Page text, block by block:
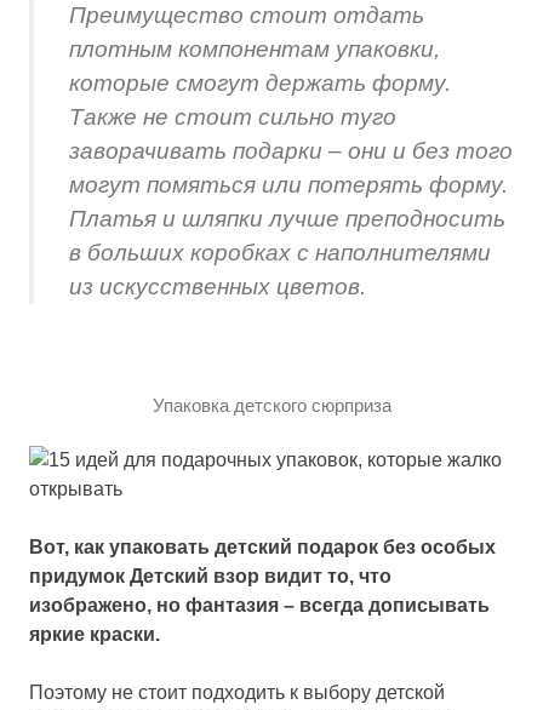
Преимущество стоит отдать
плотным компонентам упаковки,
которые смогут держать форму.
Также не стоит сильно туго
заворачивать подарки – они и без того
могут помяться или потерять форму.
Платья и шляпки лучше преподносить
в больших коробках с наполнителями
из искусственных цветов.
Упаковка детского сюрприза
Вот, как упаковать детский подарок без особых
придумок Детский взор видит то, что
изображено, но фантазия – всегда дописывать
яркие краски.
Поэтому не стоит подходить к выбору детской